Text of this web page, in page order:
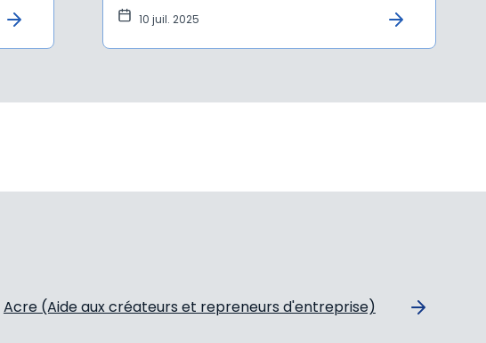
10 juil. 2025
Acre (Aide aux créateurs et repreneurs d'entreprise)